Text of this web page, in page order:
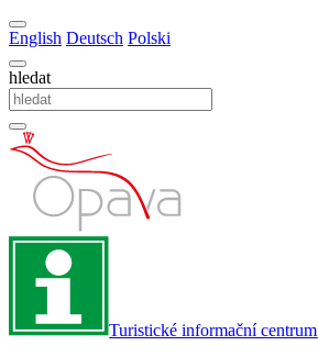
English Deutsch Polski
hledat
Turistické informační centrum